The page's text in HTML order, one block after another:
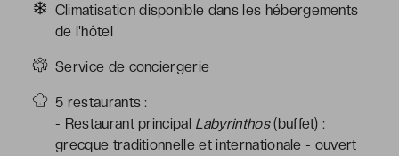
Climatisation disponible dans les hébergements
de l'hôtel
Service de conciergerie
5 restaurants :
- Restaurant principal Labyrinthos(buffet) :
grecque traditionnelle et internationale - ouvert